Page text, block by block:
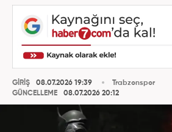
GİRİŞ
08.07.2026 19:39
GÜNCELLEME
08.07.2026 20:12
Trabzonspor